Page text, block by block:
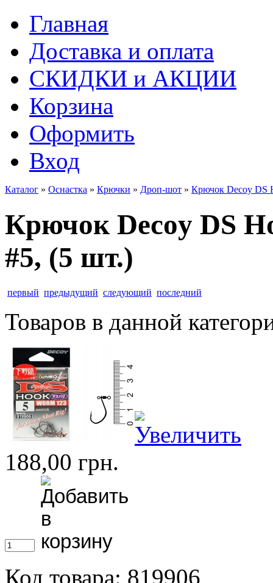
Главная
Доставка и оплата
СКИДКИ и АКЦИИ
Корзина
Оформить
Вход
Каталог » Оснастка » Крючки » Дроп-шот » Крючок Decoy DS
Крючок Decoy DS
#5, (5 шт.)
первый предыдущий следующий последний
Товаров в данной
188,00 грн.
Код товара: 819906